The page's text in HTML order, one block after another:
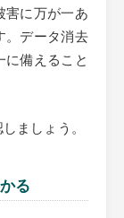
害に万が一あ
。データ消去
備えること
ましょう。
る